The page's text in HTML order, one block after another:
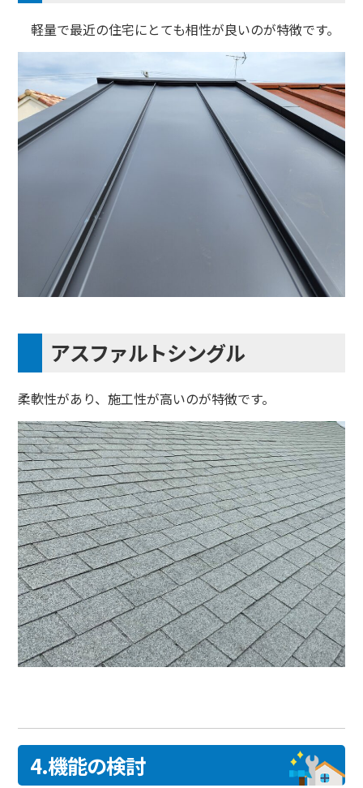
軽量で最近の住宅にとても相性が良いのが特徴です。
アスファルトシングル
柔軟性があり、施工性が高いのが特徴です。
4.機能の検討